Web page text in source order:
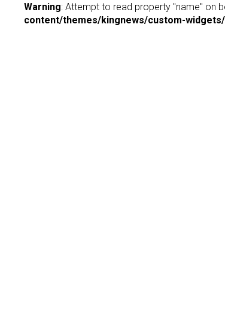
Warning: Attempt to read property "name" on
content/themes/kingnews/custom-